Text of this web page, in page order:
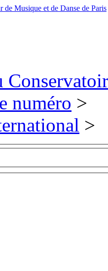
numéro >
>